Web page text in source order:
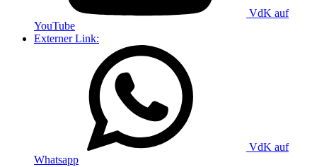
VdK auf
YouTube
Externer Link:
VdK auf
Whatsapp